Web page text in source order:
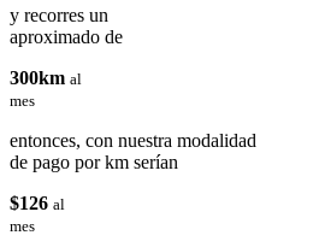
y recorres un
aproximado de
300km al
mes
entonces, con nuestra modalidad
de pago por km serían
$126 al
mes